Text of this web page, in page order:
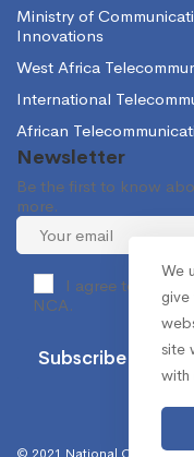
Ministry of
Innovations
West Africa
International
African
Newsletter
Be the first to know
more.
I agree to
NCA.
We
site
with